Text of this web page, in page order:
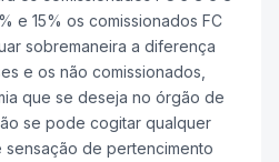
e 15% os comissionados FC
sobremaneira a diferença
e os não comissionados,
que se deseja no órgão de
se pode cogitar qualquer
de pertencimento